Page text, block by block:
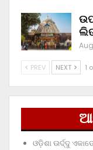
PREV NEXT 1
ଓଡ଼ିଶା ଊର୍ଦ୍ଦୁ